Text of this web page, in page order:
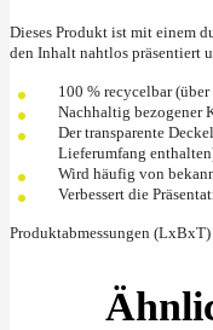
Dieses Produkt ist mit einem
den Inhalt nahtlos präsentiert
100 % recycelbar
Nachhaltig bezogener
Der transparente
Lieferumfang
Wird häufig von
Verbessert die
Produktabmessungen